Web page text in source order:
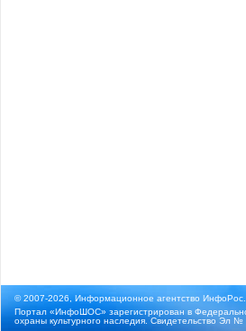
© 2007-2026, Информационное агентство
Портал «ИнфоШОС» зарегистрирован в
охраны культурного наследия. Свидетельство Эл